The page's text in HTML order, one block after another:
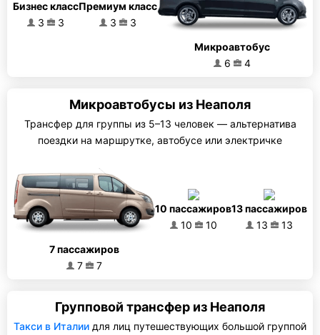
Бизнес класс
3
3
Премиум класс
3
3
Микроавтобус
6
4
Микроавтобусы из Неаполя
Трансфер для группы из 5–13 человек — альтернатива
поездки на маршрутке, автобусе или электричке
7 пассажиров
7
7
10 пассажиров
10
10
13 пассажиров
13
13
Групповой трансфер из Неаполя
Такси в Италии для лиц путешествующих большой группой